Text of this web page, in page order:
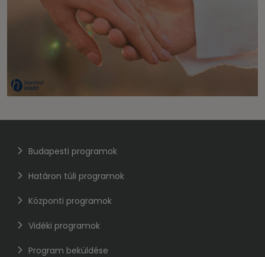
Budapesti programok
Határon túli programok
Központi programok
Vidéki programok
Program beküldése